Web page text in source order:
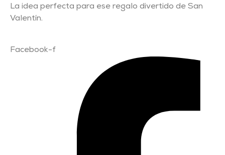
La idea perfecta para ese regalo divertido de San
Valentín.
Facebook-f